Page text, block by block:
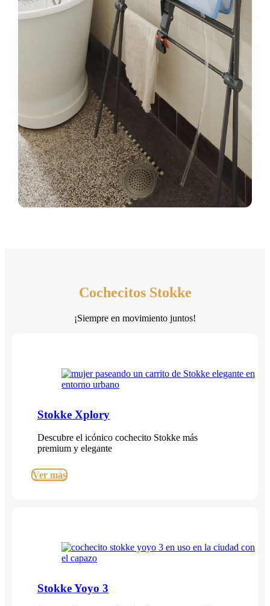
Cochecitos Stokke
¡Siempre en movimiento juntos!
Stokke Xplory
Descubre el icónico cochecito Stokke más
premium y elegante
Ver más
Stokke Yoyo 3